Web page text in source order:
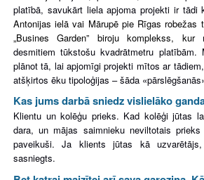
platībā, savukārt liela apjoma projekti ir tādi
Antonijas ielā vai Mārupē pie Rīgas robežas
„Busines Garden” biroju komplekss, kur
desmitiem tūkstošu kvadrātmetru platībām.
plānot tā, lai apjomīgi projekti mītos ar
atšķirtos ēku tipoloģijas – šāda
Kas jums darbā sniedz vislielāko
Klientu un kolēģu prieks. Kad kolēģi jūtas
dara, un mājas saimnieku neviltotais
paveikuši. Ja klients jūtas kā
sasniegts.